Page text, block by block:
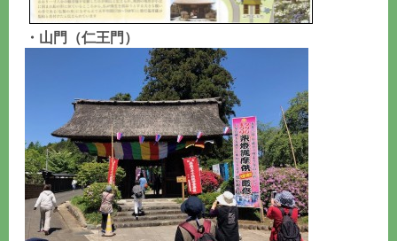
・山門（仁王門）